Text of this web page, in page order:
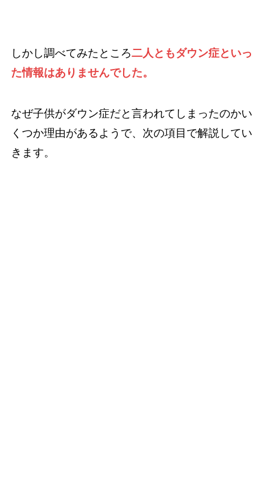
しかし調べてみたところ二人ともダウン症といっ
た情報はありませんでした。
なぜ子供がダウン症だと言われてしまったのかい
くつか理由があるようで、次の項目で解説してい
きます。